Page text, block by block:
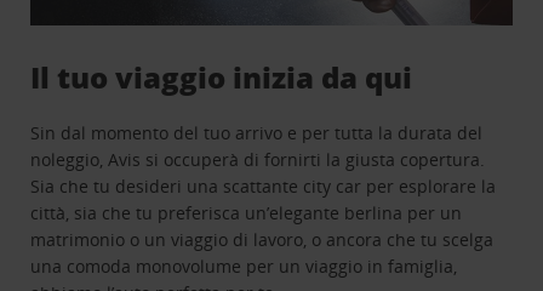
Il tuo viaggio inizia da qui
Sin dal momento del tuo arrivo e per tutta la durata del
noleggio, Avis si occuperà di fornirti la giusta copertura.
Sia che tu desideri una scattante city car per esplorare la
città, sia che tu preferisca un’elegante berlina per un
matrimonio o un viaggio di lavoro, o ancora che tu scelga
una comoda monovolume per un viaggio in famiglia,